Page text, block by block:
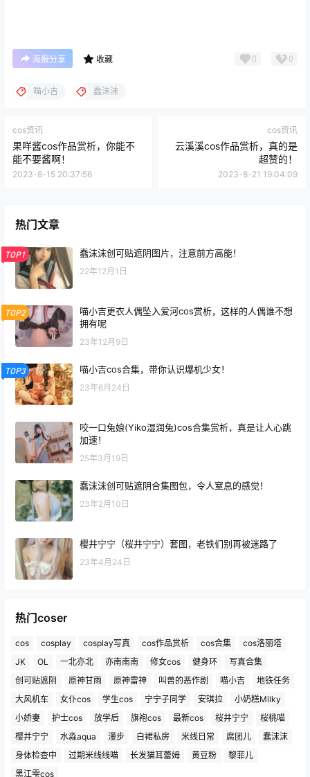
海报分享 收藏 0 0
喵小吉 蠢沫沫
cos资讯
果咩酱cos作品赏析，你能不
能不要酱啊！
2023-8-15 20:37:56
cos资讯
云溪溪cos作品赏析，真的是
超赞的！
2023-8-21 19:04:09
热门文章
TOP1 蠢沫沫创可贴遮阴图片，注意前方高能！
22年12月1日
TOP2
喵小吉更衣人偶坠入爱河cos赏析，这样的人偶谁不想
拥有呢
23年12月9日
TOP3 喵小吉cos合集，带你认识爆机少女！
23年6月24日
咬一口兔娘(Yiko湿润兔)cos合集赏析，真是让人心跳
加速！
25年3月19日
蠢沫沫创可贴遮阴合集图包，令人窒息的感觉！
23年2月10日
樱井宁宁（桜井宁宁）套图，老铁们别再被迷路了
23年4月24日
热门coser
cos cosplay cosplay写真 cos作品赏析 cos合集
cos洛丽塔
JK
OL 一北亦北 亦南南南 修女cos 健身环
写真合集
创可贴遮阴
原神甘雨 原神雷神 叫兽的恶作剧 喵小吉
地铁任务
大风机车
女仆cos 学生cos 宁宁子同学 安琪拉
小奶糕Milky
小娇妻
护士cos 放学后 旗袍cos 最新cos 桜井宁宁
桜桃喵
樱井宁宁
水淼aqua 漫步 白裙私房 米线日常 腐团儿
蠢沫沫
身体检查中
过期米线线喵 长发猫耳蕾姆 黄豆粉
黎菲儿
黑江雫cos